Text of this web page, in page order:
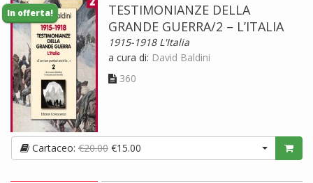
In offerta!
TESTIMONIANZE DELLA
GRANDE GUERRA/2 – L’ITALIA
1915-1918 L'Italia
a cura di: David Baldini
360
Cartaceo: €20.00 €15.00